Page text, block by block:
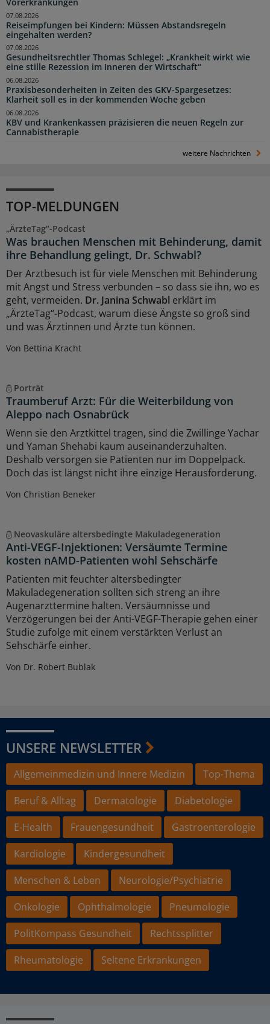
Vorerkrankungen
Reiseimpfungen bei Kindern: Müssen Abstandsregeln
eingehalten werden?
07.08.2026
Gesundheitsrechtler Thomas Schlegel: „Krankheit wirkt wie
eine stille Rezession im Inneren der Wirtschaft“
07.08.2026
Praxisbesonderheiten in Zeiten des GKV-Spargesetzes:
Klarheit soll es in der kommenden Woche geben
06.08.2026
KBV und Krankenkassen präzisieren die neuen Regeln zur
Cannabistherapie
06.08.2026
weitere Nachrichten
TOP-MELDUNGEN
„ÄrzteTag“-Podcast
Was brauchen Menschen mit Behinderung, damit
ihre Behandlung gelingt, Dr. Schwabl?
Der Arztbesuch ist für viele Menschen mit Behinderung
mit Angst und Stress verbunden – so dass sie ihn, wo es
geht, vermeiden. Dr. Janina Schwabl erklärt im
„ÄrzteTag“-Podcast, warum diese Ängste so groß sind
und was Ärztinnen und Ärzte tun können.
Von Bettina Kracht
Porträt
Traumberuf Arzt: Für die Weiterbildung von
Aleppo nach Osnabrück
Wenn sie den Arztkittel tragen, sind die Zwillinge Yachar
und Yaman Shehabi kaum auseinanderzuhalten.
Deshalb versorgen sie Patienten nur im Doppelpack.
Doch das ist längst nicht ihre einzige Herausforderung.
Von Christian Beneker
Neovaskuläre altersbedingte Makuladegeneration
Anti-VEGF-Injektionen: Versäumte Termine
kosten nAMD-Patienten wohl Sehschärfe
Patienten mit feuchter altersbedingter
Makuladegeneration sollten sich streng an ihre
Augenarzttermine halten. Versäumnisse und
Verzögerungen bei der Anti-VEGF-Therapie gehen einer
Studie zufolge mit einem verstärkten Verlust an
Sehschärfe einher.
Von Dr. Robert Bublak
UNSERE NEWSLETTER
Allgemeinmedizin und Innere Medizin
Top-Thema
Beruf & Alltag
Dermatologie
Diabetologie
E-Health
Frauengesundheit
Gastroenterologie
Kardiologie
Kindergesundheit
Menschen & Leben
Neurologie/Psychiatrie
Onkologie
Ophthalmologie
Pneumologie
PolitKompass Gesundheit
Rechtssplitter
Rheumatologie
Seltene Erkrankungen